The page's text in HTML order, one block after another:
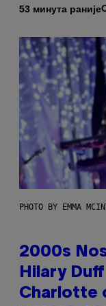
53 минута раније
PHOTO BY EMMA
2000s
Hilary
Charlotte